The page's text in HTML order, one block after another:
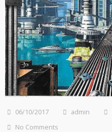
06/10/2017 admin
No Comments